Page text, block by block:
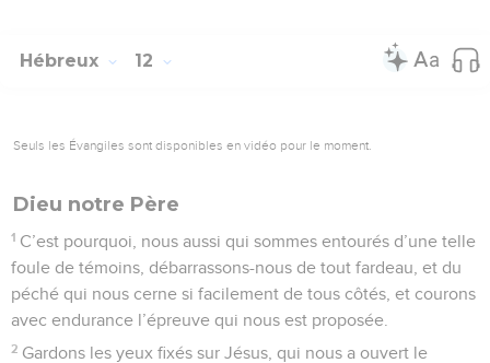
Hébreux 12
Seuls les Évangiles sont disponibles en vidéo pour le moment.
Dieu notre Père
1 C’est pourquoi, nous aussi qui sommes entourés d’une telle
foule de témoins, débarrassons-nous de tout fardeau, et du
péché qui nous cerne si facilement de tous côtés, et courons
avec endurance l’épreuve qui nous est proposée.
2 Gardons les yeux fixés sur Jésus, qui nous a ouvert le